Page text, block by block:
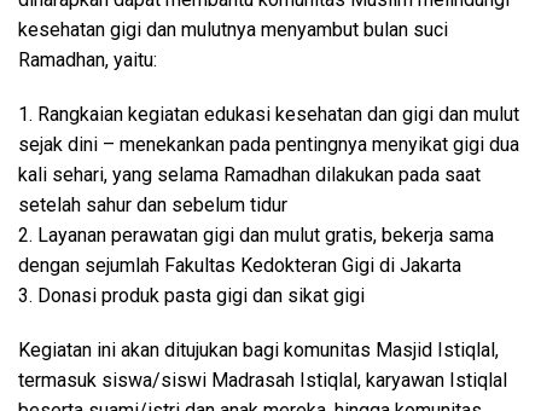
kesehatan gigi dan mulutnya menyambut bulan suci
Ramadhan, yaitu:
1. Rangkaian kegiatan edukasi kesehatan dan gigi dan mulut
sejak dini – menekankan pada pentingnya menyikat gigi dua
kali sehari, yang selama Ramadhan dilakukan pada saat
setelah sahur dan sebelum tidur
2. Layanan perawatan gigi dan mulut gratis, bekerja sama
dengan sejumlah Fakultas Kedokteran Gigi di Jakarta
3. Donasi produk pasta gigi dan sikat gigi
Kegiatan ini akan ditujukan bagi komunitas Masjid Istiqlal,
termasuk siswa/siswi Madrasah Istiqlal, karyawan Istiqlal